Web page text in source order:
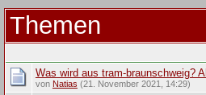
Themen
Was wird aus tram-braunschweig?
von Natias (21. November 2021, 14:29)